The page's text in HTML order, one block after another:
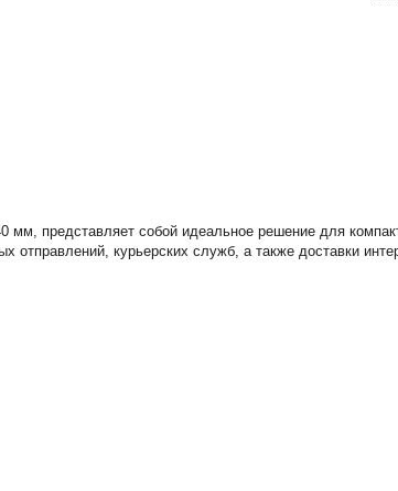
представляет собой идеальное решение для
курьерских служб, а также доставки